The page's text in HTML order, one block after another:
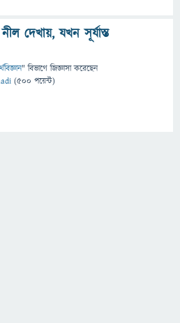
দেখায়, যখন সূর্যাস্ত
" বিভাগে জিজ্ঞাসাকরেছেন
(500 পয়েন্ট)